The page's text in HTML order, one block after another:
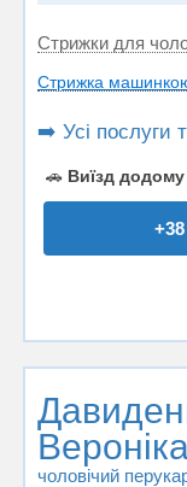
Стрижки для
Стрижка
➡️ Усі послуги
🚗 Виїзд додому
чоловічий